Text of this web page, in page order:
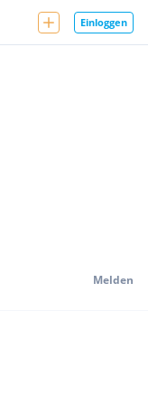
Einloggen
Melden